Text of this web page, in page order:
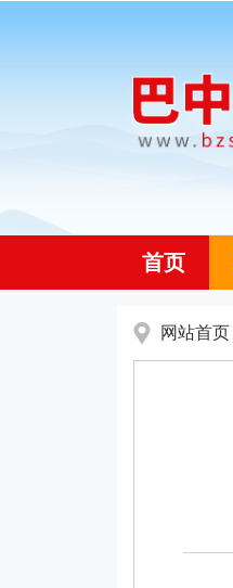
首页
网站首页